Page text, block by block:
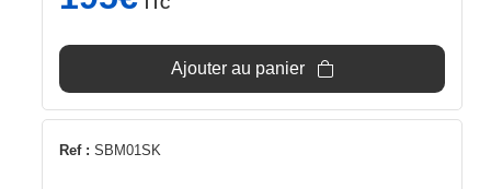
TTC
Ajouter au panier
Ref : SBM01SK